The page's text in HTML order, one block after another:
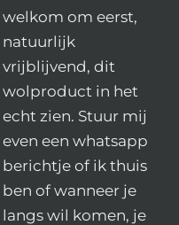
welkom om eerst,
natuurlijk
vrijblijvend, dit
wolproduct in het
echt zien. Stuur mij
even een whatsapp
berichtje of ik thuis
ben of wanneer je
langs wil komen, je